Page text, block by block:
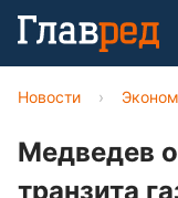
Новости ›
Медведев
транзита